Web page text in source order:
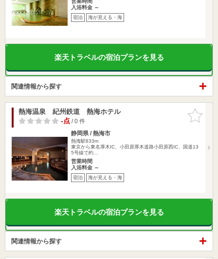
入浴料金 ～
宿泊 海が見える・海
楽天トラベルの宿泊プランを見る
関連情報から探す
お気に入
りに追加
熱海温泉 紀州鉄道 熱海ホテル
-点/ 0 件
静岡県 / 熱海市
熱海駅833m
東京から東名厚木IC、小田原厚木道路小田原西IC、国道13
5号線で約…
営業時間
入浴料金 ～
宿泊 海が見える・海
楽天トラベルの宿泊プランを見る
関連情報から探す